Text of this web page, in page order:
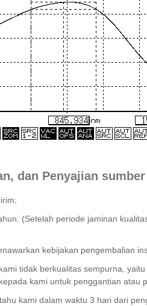
dan Penyajian
(Setelah periode jaminan
kebijakan pengembalian
tidak berkualitas sempurna,
kami untuk penggantian atau
kami dalam waktu 3 hari dari